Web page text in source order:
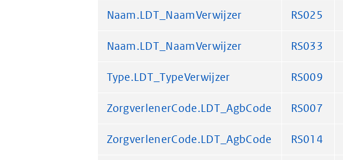
Naam.LDT_NaamVerwijzer RS025
Naam.LDT_NaamVerwijzer RS033
Type.LDT_TypeVerwijzer RS009
ZorgverlenerCode.LDT_AgbCode RS007
ZorgverlenerCode.LDT_AgbCode RS014